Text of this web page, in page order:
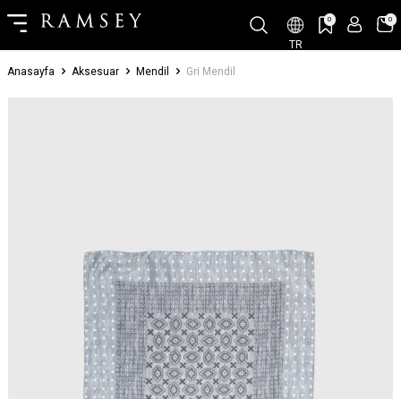
TR
0 0
Anasayfa Aksesuar Mendil Gri Mendil